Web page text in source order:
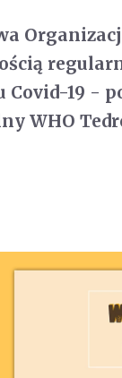
Covid-19 -
WHO